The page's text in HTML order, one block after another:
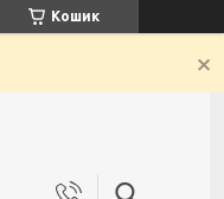
Кошик